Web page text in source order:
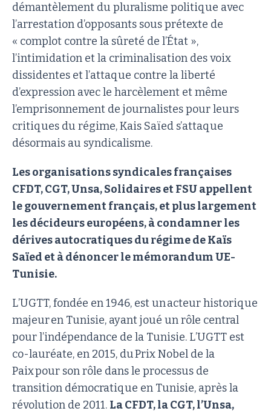
démantèlement du pluralisme politique avec
l’arrestation d’opposants sous prétexte de
« complot contre la sûreté de l’État »,
l’intimidation et la criminalisation des voix
dissidentes et l’attaque contre la liberté
d’expression avec le harcèlement et même
l’emprisonnement de journalistes pour leurs
critiques du régime, Kais Saïed s’attaque
désormais au syndicalisme.
Les organisations syndicales françaises
CFDT, CGT, Unsa, Solidaires et FSU appellent
le gouvernement français, et plus largement
les décideurs européens, à condamner les
dérives autocratiques du régime de Kaïs
Saïed et à dénoncer le mémorandum UE-
Tunisie.
L’UGTT, fondée en 1946, est un acteur historique
majeur en Tunisie, ayant joué un rôle central
pour l’indépendance de la Tunisie. L’UGTT est
co-lauréate, en 2015, du Prix Nobel de la
Paix pour son rôle dans le processus de
transition démocratique en Tunisie, après la
révolution de 2011. La CFDT, la CGT, l’Unsa,